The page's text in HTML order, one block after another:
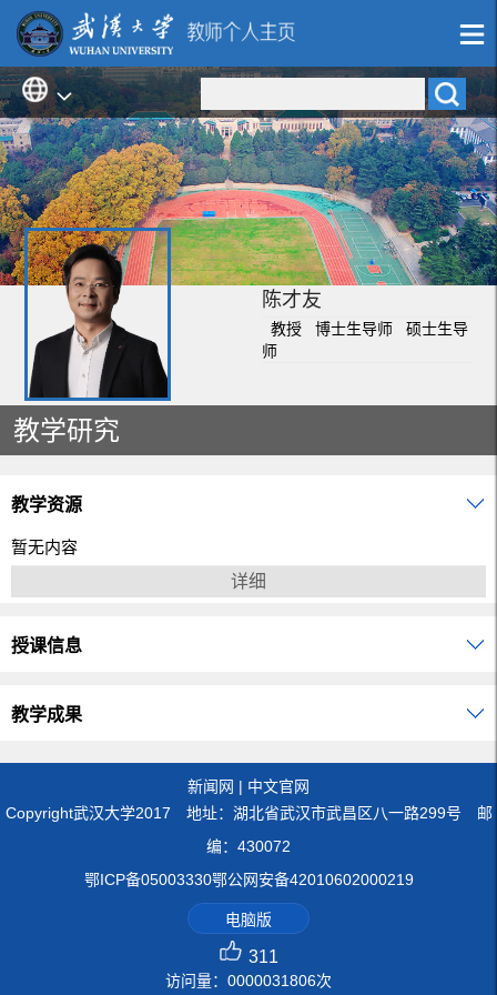
陈才友
教授 博士生导师 硕士生导
师
教学研究
教学资源
暂无内容
详细
授课信息
教学成果
新闻网 | 中文官网
Copyright武汉大学2017 地址：湖北省武汉市武昌区八一路299号 邮
编：430072
鄂ICP备05003330鄂公网安备42010602000219
电脑版
311
访问量： 0000031806次